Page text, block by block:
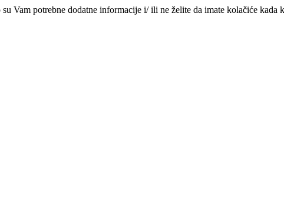
Vam potrebne dodatne informacije i/ ili ne želite da imate kolačiće kada